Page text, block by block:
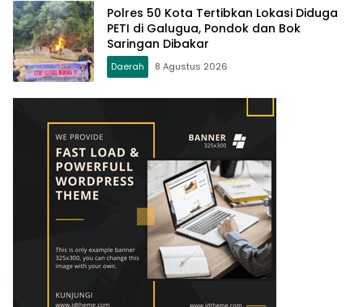
Polres 50 Kota Tertibkan Lokasi Diduga
PETI di Galugua, Pondok dan Bok
Saringan Dibakar
Daerah 8 Agustus 2026